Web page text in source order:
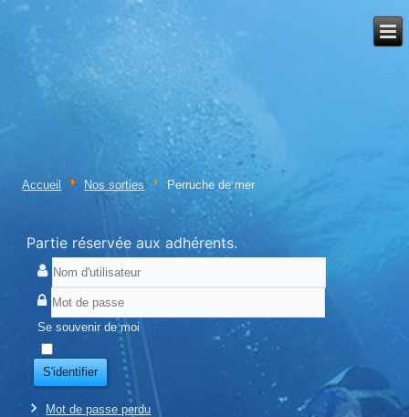
Accueil Nos sorties Perruche de mer
Partie réservée aux adhérents.
Se souvenir de moi
S'identifier
Mot de passe perdu